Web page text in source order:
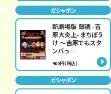
ガシャポン
新劇場版 銀魂 -吉
原大炎上- まちぼう
け ～吉原でもスタ
ンバっ…
400円(税込)
ガシャポン